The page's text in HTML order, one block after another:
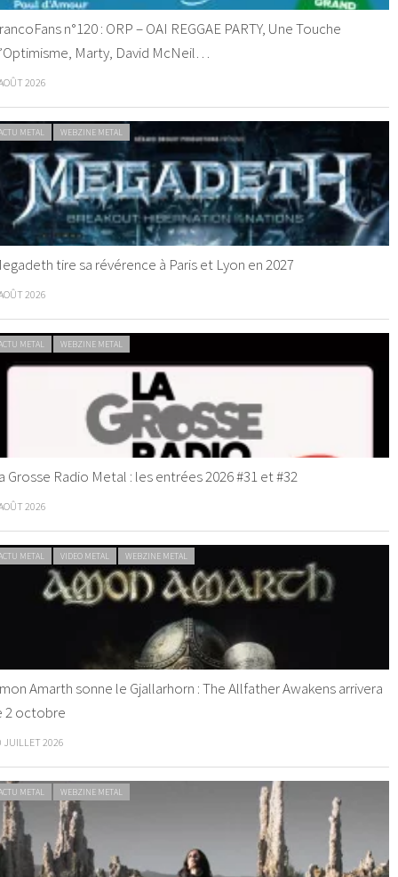
n°120 : ORP – OAI REGGAE PARTY, Une Touche
Marty, David McNeil…
2026
METAL WEBZINE METAL
tire sa révérence à Paris et Lyon en 2027
2026
METAL WEBZINE METAL
Grosse Radio Metal : les entrées 2026 #31 et #32
2026
METAL VIDEO METAL WEBZINE METAL
Amarth sonne le Gjallarhorn : The Allfather Awakens arrivera
2 octobre
JUILLET 2026
METAL WEBZINE METAL